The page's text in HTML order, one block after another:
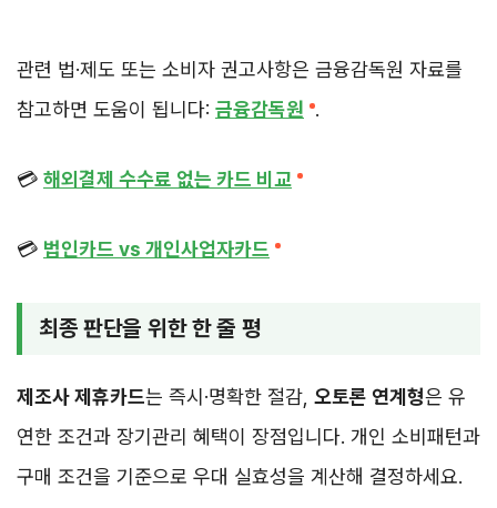
관련 법·제도 또는 소비자 권고사항은 금융감독원 자료를
참고하면 도움이 됩니다: 금융감독원 .
💳 해외결제 수수료 없는 카드 비교
💳 법인카드 vs 개인사업자카드
최종 판단을 위한 한 줄 평
제조사 제휴카드는 즉시·명확한 절감, 오토론 연계형은 유
연한 조건과 장기관리 혜택이 장점입니다. 개인 소비패턴과
구매 조건을 기준으로 우대 실효성을 계산해 결정하세요.